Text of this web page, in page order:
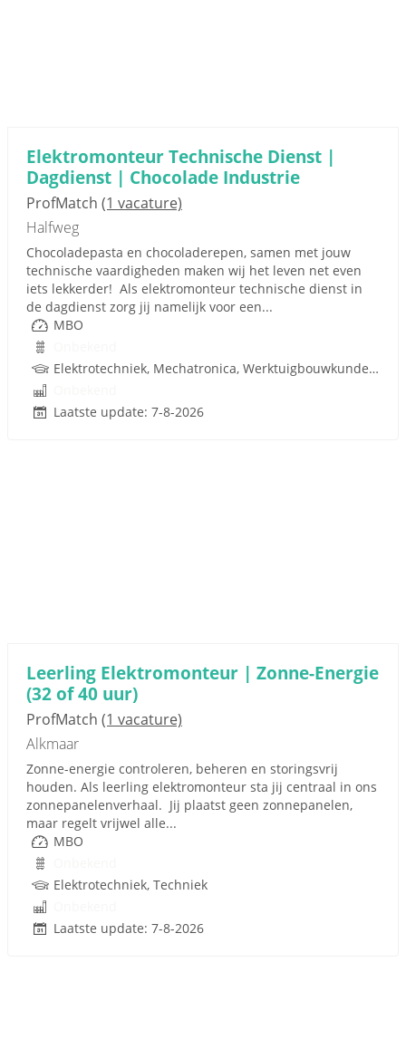
Elektromonteur Technische Dienst |
Dagdienst | Chocolade Industrie
ProfMatch (1 vacature)
Halfweg
Chocoladepasta en chocoladerepen, samen met jouw
technische vaardigheden maken wij het leven net even
iets lekkerder! Als elektromonteur technische dienst in
de dagdienst zorg jij namelijk voor een...
MBO
Elektrotechniek, Mechatronica, Werktuigbouwkunde, Besturingstechniek, Techniek
Laatste update: 7-8-2026
Leerling Elektromonteur | Zonne-Energie
(32 of 40 uur)
ProfMatch (1 vacature)
Alkmaar
Zonne-energie controleren, beheren en storingsvrij
houden. Als leerling elektromonteur sta jij centraal in ons
zonnepanelenverhaal. Jij plaatst geen zonnepanelen,
maar regelt vrijwel alle...
MBO
Elektrotechniek, Techniek
Laatste update: 7-8-2026